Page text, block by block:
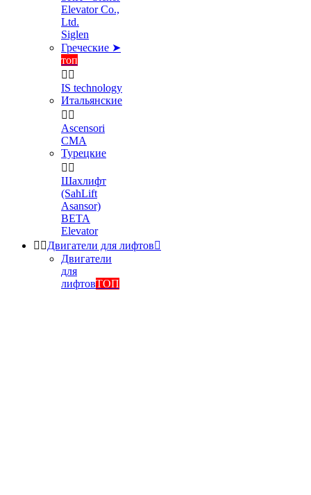
Elevator Co.,
Ltd.
Siglen
Греческие ➤
топ
 
IS technology
Итальянские
 
Ascensori
CMA
Турецкие
 
Шахлифт
(SahLift
Asansor)
BETA
Elevator
 Двигатели для лифтов
Двигатели
для
лифтовТОП